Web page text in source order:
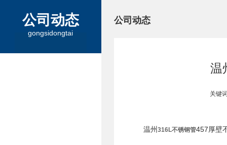
公司动态
gongsidongtai
公司动态
温
关键
温州 316L不锈钢管457厚壁